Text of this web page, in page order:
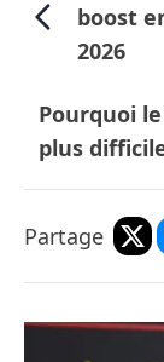
boost
2026
Pourquoi
plus
Partage